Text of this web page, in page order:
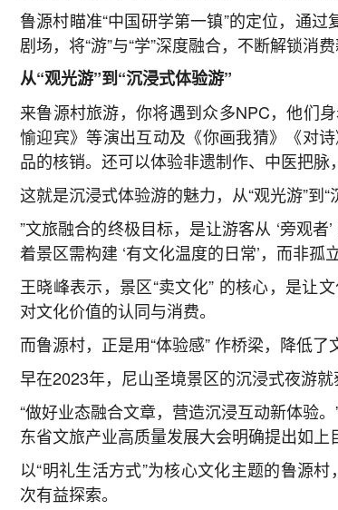
鲁源村瞄准“中国研学第一镇”的定位，通
剧场，将“游”与“学”深度融合，不断解锁消
从“观光游”到“沉浸式体验游”
来鲁源村旅游，你将遇到众多NPC，他们
愉迎宾》等演出互动及《你画我猜》《对
品的核销。还可以体验非遗制作、中医把脉
这就是沉浸式体验游的魅力，从“观光游”到
”文旅融合的终极目标，是让游客从 ‘旁观
着景区需构建 ‘有文化温度的日常’，而非孤
王晓峰表示，景区“卖文化” 的核心，是让
对文化价值的认同与消费。
而鲁源村，正是用“体验感” 作桥梁，降低
早在2023年，尼山圣境景区的沉浸式夜游就
“做好业态融合文章，营造沉浸互动新体验
东省文旅产业高质量发展大会明确提出如上
以“明礼生活方式”为核心文化主题的鲁源
次有益探索。